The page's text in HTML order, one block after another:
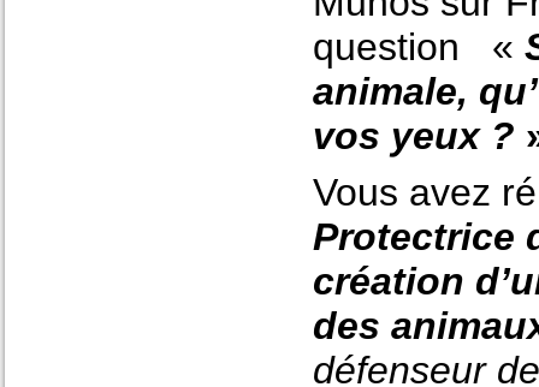
question «
animale,
vos yeux ?
Vous avez
Protectrice
création
des
défenseur